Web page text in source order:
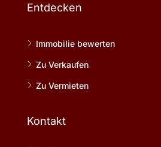
Entdecken
Immobilie bewerten
Zu Verkaufen
Zu Vermieten
Kontakt